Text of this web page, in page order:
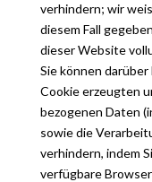
verhindern; wir
diesem Fall
dieser Website
Sie können
Cookie erzeugten
bezogenen Daten
sowie die
verhindern, indem
verfügbare